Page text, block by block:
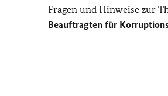
Fragen und Hinweise zur
Beauftragten für